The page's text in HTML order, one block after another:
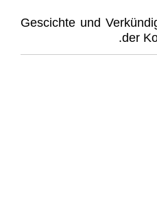
Gescichte und
der